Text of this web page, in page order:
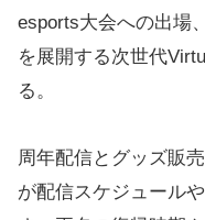
esports大会への出場
を展開する次世代
る。
周年配信とグッズ販
が配信スケジュール